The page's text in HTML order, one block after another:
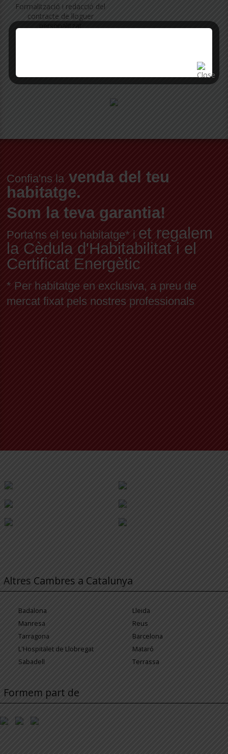
Formalització i redacció del
contracte de lloguer
personalitzat
Confia'ns la venda del teu
habitatge.
Som la teva garantia!
Porta'ns el teu habitatge* i et regalem
la Cèdula d'Habitabilitat i el
Certificat Energètic
* Per habitatge en exclusiva, a preu de
mercat fixat pels nostres professionals
Altres Cambres a Catalunya
Badalona
Lleida
Manresa
Reus
Tarragona
Barcelona
L'Hospitalet de Llobregat
Mataró
Sabadell
Terrassa
Formem part de